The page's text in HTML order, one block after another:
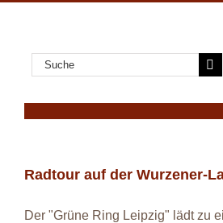
Suche
nach:
Radtour auf der Wurzener-
Der "Grüne Ring Leipzig" lädt zu